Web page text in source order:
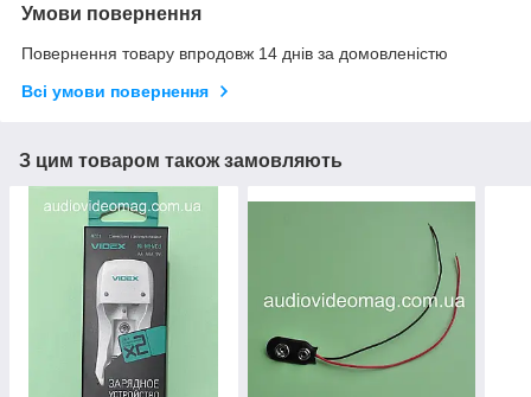
Умови повернення
Повернення товару впродовж 14 днів за домовленістю
Всі умови повернення
З цим товаром також замовляють